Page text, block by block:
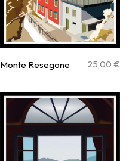
Monte Resegone 25,00 €